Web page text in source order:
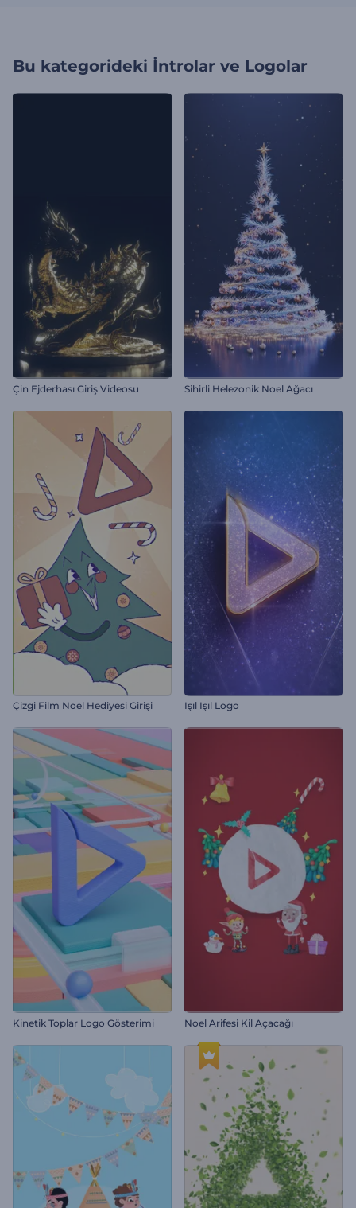
Bu kategorideki İntrolar ve Logolar
Çin Ejderhası Giriş Videosu Sihirli Helezonik Noel Ağacı
Çizgi Film Noel Hediyesi Girişi Işıl Işıl Logo
Kinetik Toplar Logo Gösterimi Noel Arifesi Kil Açacağı